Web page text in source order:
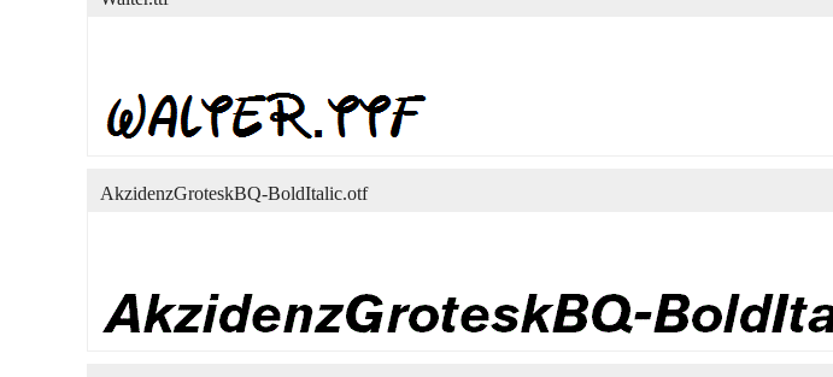
AkzidenzGroteskBQ-BoldItalic.otf